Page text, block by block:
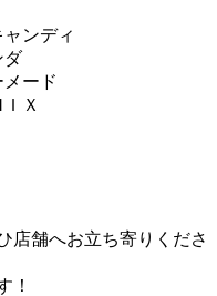
ンディ
ダ
ード
Ｘ
店舗へお立ち寄りくださ
！